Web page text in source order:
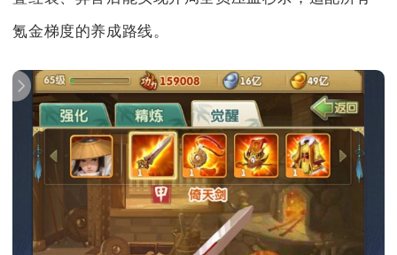
氪金梯度的养成路线。